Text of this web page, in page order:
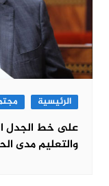
الرئيسية
على خط الجدل
والتعليم مدى